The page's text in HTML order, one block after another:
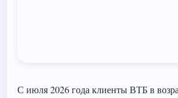
С июля 2026 года клиенты ВТБ в